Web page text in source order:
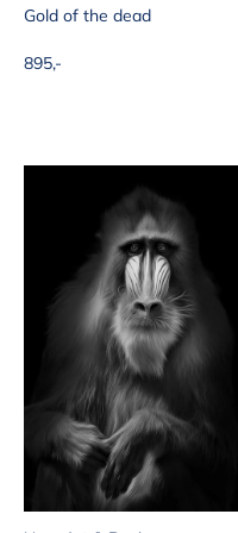
Gold of the dead
Aanbiedingsprijs
895,-